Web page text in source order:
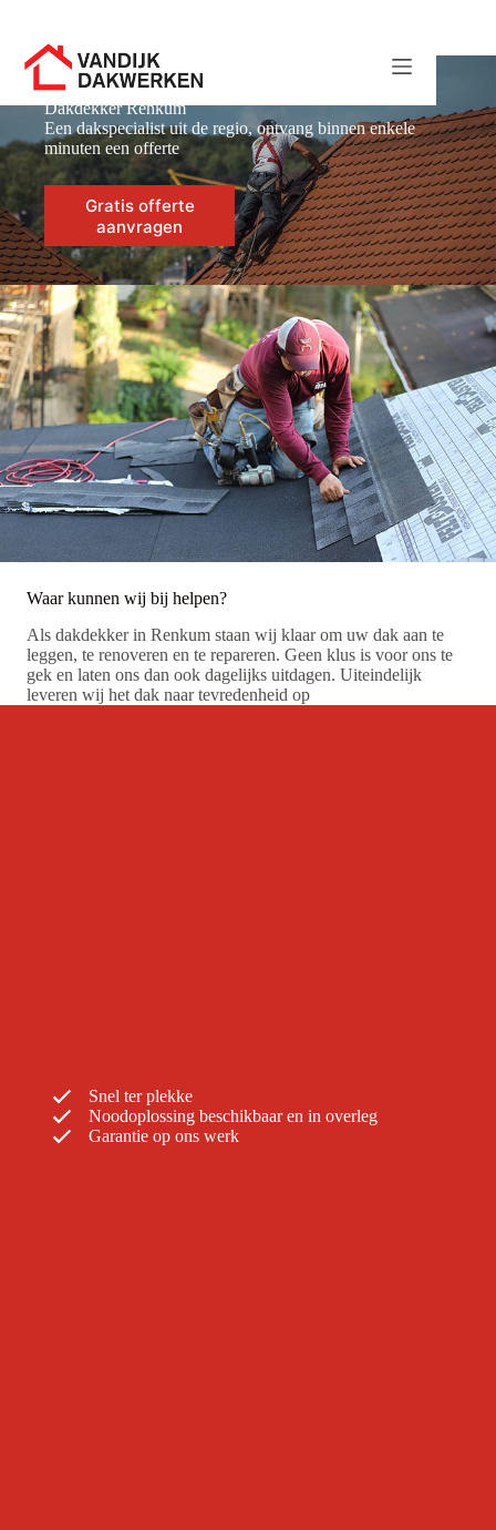
inhoud
Dakdekker Renkum
Een dakspecialist uit de regio, ontvang binnen enkele
minuten een offerte
Gratis offerte
aanvragen
Waar kunnen wij bij helpen?
Als dakdekker in Renkum staan wij klaar om uw dak aan te
leggen, te renoveren en te repareren. Geen klus is voor ons te
gek en laten ons dan ook dagelijks uitdagen. Uiteindelijk
leveren wij het dak naar tevredenheid op
Snel ter plekke
Noodoplossing beschikbaar en in overleg
Garantie op ons werk